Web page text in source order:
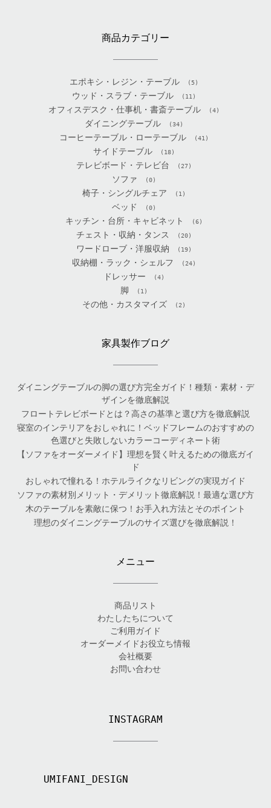
商品カテゴリー
エポキシ・レジン・テーブル (5)
ウッド・スラブ・テーブル (11)
オフィスデスク・仕事机・書斎テーブル (4)
ダイニングテーブル (34)
コーヒーテーブル・ローテーブル (41)
サイドテーブル (18)
テレビボード・テレビ台 (27)
ソファ (0)
椅子・シングルチェア (1)
ベッド (0)
キッチン・台所・キャビネット (6)
チェスト・収納・タンス (20)
ワードローブ・洋服収納 (19)
収納棚・ラック・シェルフ (24)
ドレッサー (4)
脚 (1)
その他・カスタマイズ (2)
家具製作ブログ
ダイニングテーブルの脚の選び方完全ガイド！種類・素材・デ
ザインを徹底解説
フロートテレビボードとは？高さの基準と選び方を徹底解説
寝室のインテリアをおしゃれに！ベッドフレームのおすすめの
色選びと失敗しないカラーコーディネート術
【ソファをオーダーメイド】理想を賢く叶えるための徹底ガイ
ド
おしゃれで憧れる！ホテルライクなリビングの実現ガイド
ソファの素材別メリット・デメリット徹底解説！最適な選び方
木のテーブルを素敵に保つ！お手入れ方法とそのポイント
理想のダイニングテーブルのサイズ選びを徹底解説！
メニュー
商品リスト
わたしたちについて
ご利用ガイド
オーダーメイドお役立ち情報
会社概要
お問い合わせ
INSTAGRAM
UMIFANI_DESIGN